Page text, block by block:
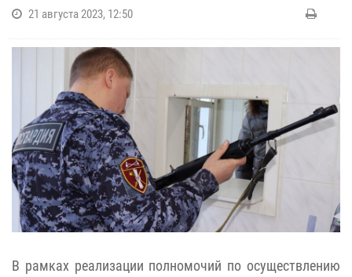
21 августа 2023, 12:50
В рамках реализации полномочий по осуществлению